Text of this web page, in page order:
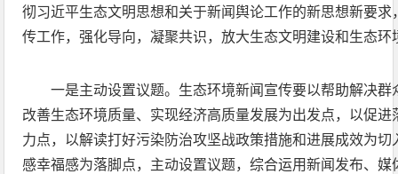
彻习近平生态文明思想和关于新闻舆论工作的新思想新要
传工作，强化导向，凝聚共识，放大生态文明建设和生态环
一是主动设置议题。生态环境新闻宣传要以帮助解决
改善生态环境质量、实现经济高质量发展为出发点，以促
力点，以解读打好污染防治攻坚战政策措施和进展成效为
感幸福感为落脚点，主动设置议题，综合运用新闻发布、